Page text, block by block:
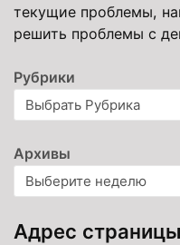
текущие проблемы,
решить проблемы с
Рубрики
Архивы
Адрес